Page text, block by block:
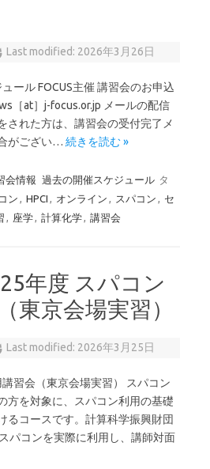
Last modified: 2026年3月26日
ール FOCUS主催 講習会のお申込
［at］j-focus.or.jp メールの配信
された方は、講習会の受付完了メ
がござい… 続きを読む »
会情報 過去の開催スケジュール タ
ン , HPCI , オンライン , スパコン , セ
, 座学, 計算化学, 講習会
年度 スパコン
東京会場実習）
Last modified: 2026年3月25日
習会（東京会場実習） スパコン
方を対象に、スパコン利用の基礎
るコースです。計算科学振興財団
スパコンを実際に利用し、講師対面